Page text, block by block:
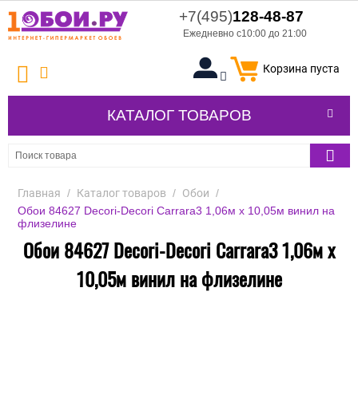
+7(495)128-48-87
Ежедневно с10:00 до 21:00
Корзина пуста
КАТАЛОГ ТОВАРОВ
Главная / Каталог товаров / Обои /
Обои 84627 Decori-Decori Carrara3 1,06м х 10,05м винил на
флизелине
Обои 84627 Decori-Decori Carrara3 1,06м х
10,05м винил на флизелине